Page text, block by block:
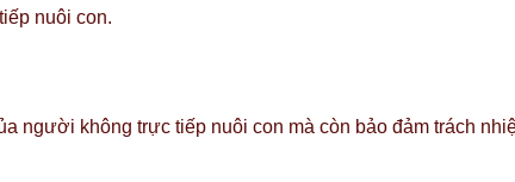
nuôi con.
người không trực tiếp nuôi con mà còn bảo đảm trách